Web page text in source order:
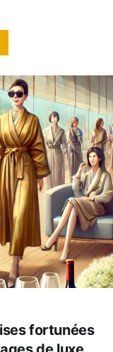
fortunées